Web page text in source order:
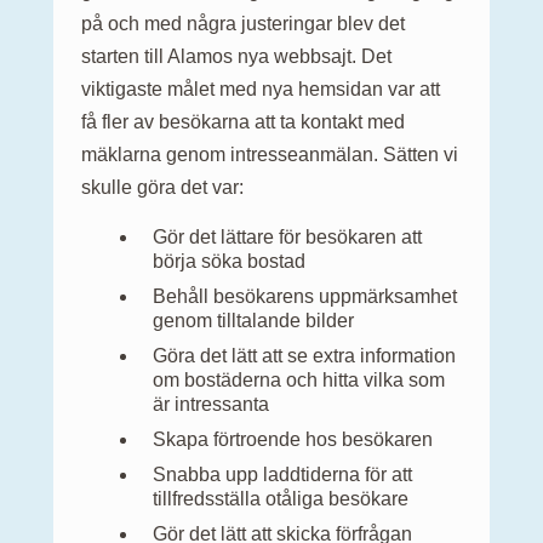
på och med några justeringar blev det
starten till Alamos nya webbsajt. Det
viktigaste målet med nya hemsidan var att
få fler av besökarna att ta kontakt med
mäklarna genom intresseanmälan. Sätten vi
skulle göra det var:
Gör det lättare för besökaren att
börja söka bostad
Behåll besökarens uppmärksamhet
genom tilltalande bilder
Göra det lätt att se extra information
om bostäderna och hitta vilka som
är intressanta
Skapa förtroende hos besökaren
Snabba upp laddtiderna för att
tillfredsställa otåliga besökare
Gör det lätt att skicka förfrågan